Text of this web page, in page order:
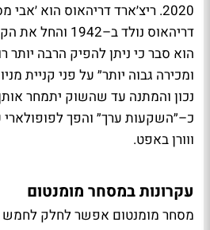
2020. ריצ׳ארד דריהאוס הוא
הוא סבר כי ניתן להפיק הרבה יותר
ומכירה גבוה יותר״ על פני קניית
נכון והמתנה עד שהשוק יתמחר
כ–״השקעות ערך״ והפך לפופולארי
ווורן באפט.
עקרונות במסחר מומנטום
מסחר מומנטום אפשר לחלק לחמש